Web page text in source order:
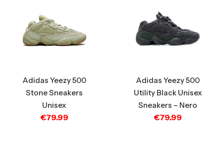
Adidas Yeezy 500
Stone Sneakers
Unisex
€79.99
Adidas Yeezy 500
Utility Black Unisex
Sneakers – Nero
€79.99